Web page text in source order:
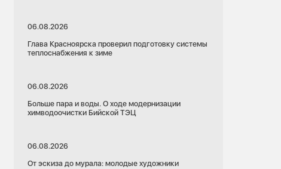
06.08.2026
Глава Красноярска проверил подготовку системы
теплоснабжения к зиме
06.08.2026
Больше пара и воды. О ходе модернизации
химводоочистки Бийской ТЭЦ
06.08.2026
От эскиза до мурала: молодые художники